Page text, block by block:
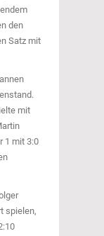
den
Satz mit
mit
1 mit 3:0
spielen,